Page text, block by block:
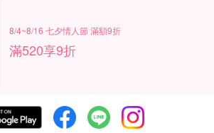
8/4~8/16 七夕情人節 滿額9折
滿520享9折